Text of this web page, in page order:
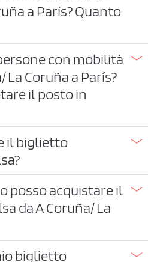
a París? Quanto
con mobilità
Coruña a París?
il posto in
il biglietto
posso acquistare il
da A Coruña/ La
biglietto